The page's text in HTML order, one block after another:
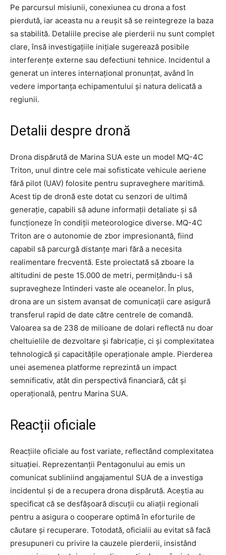
Pe parcursul misiunii, conexiunea cu drona a fost
pierdută, iar aceasta nu a reușit să se reintegreze la baza
sa stabilită. Detaliile precise ale pierderii nu sunt complet
clare, însă investigațiile inițiale sugerează posibile
interferențe externe sau defectiuni tehnice. Incidentul a
generat un interes internațional pronunțat, având în
vedere importanța echipamentului și natura delicată a
regiunii.
Detalii despre dronă
Drona dispărută de Marina SUA este un model MQ-4C
Triton, unul dintre cele mai sofisticate vehicule aeriene
fără pilot (UAV) folosite pentru supraveghere maritimă.
Acest tip de dronă este dotat cu senzori de ultimă
generație, capabili să adune informații detaliate și să
funcționeze în condiții meteorologice diverse. MQ-4C
Triton are o autonomie de zbor impresionantă, fiind
capabil să parcurgă distanțe mari fără a necesita
realimentare frecventă. Este proiectată să zboare la
altitudini de peste 15.000 de metri, permițându-i să
supravegheze întinderi vaste ale oceanelor. În plus,
drona are un sistem avansat de comunicații care asigură
transferul rapid de date către centrele de comandă.
Valoarea sa de 238 de milioane de dolari reflectă nu doar
cheltuielile de dezvoltare și fabricație, ci și complexitatea
tehnologică și capacitățile operaționale ample. Pierderea
unei asemenea platforme reprezintă un impact
semnificativ, atât din perspectivă financiară, cât și
operațională, pentru Marina SUA.
Reacții oficiale
Reacțiile oficiale au fost variate, reflectând complexitatea
situației. Reprezentanții Pentagonului au emis un
comunicat subliniind angajamentul SUA de a investiga
incidentul și de a recupera drona dispărută. Aceștia au
specificat că se desfășoară discuții cu aliații regionali
pentru a asigura o cooperare optimă în eforturile de
căutare și recuperare. Totodată, oficialii au evitat să facă
presupuneri cu privire la cauzele pierderii, insistând